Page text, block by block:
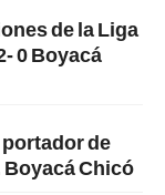
de la Liga
0 Boyacá
de
Boyacá Chicó